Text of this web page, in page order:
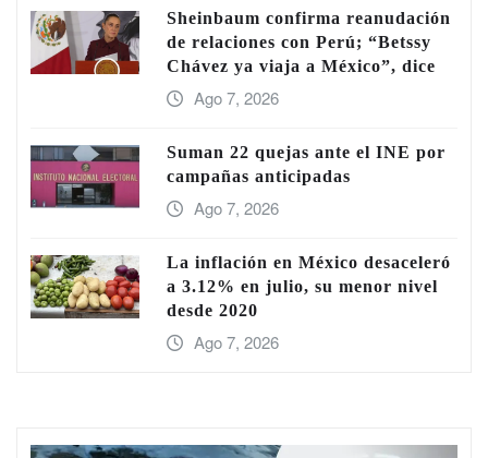
Sheinbaum confirma reanudación
de relaciones con Perú; “Betssy
Chávez ya viaja a México”, dice
Ago 7, 2026
Suman 22 quejas ante el INE por
campañas anticipadas
Ago 7, 2026
La inflación en México desaceleró
a 3.12% en julio, su menor nivel
desde 2020
Ago 7, 2026